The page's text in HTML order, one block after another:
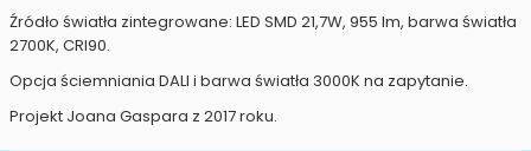
Źródło światła zintegrowane: LED SMD 21,7W, 955 lm, barwa światła
2700K, CRI90.
Opcja ściemniania DALI i barwa światła 3000K na zapytanie.
Projekt Joana Gaspara z 2017 roku.